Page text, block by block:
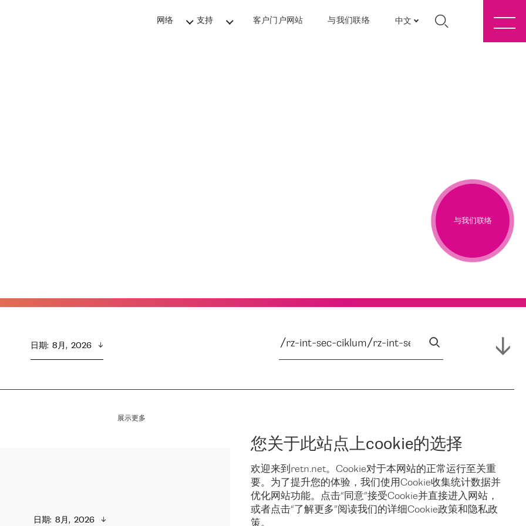
网络 支持 客户门户网站 与我们联络 中文
您关于此站点上cookie的选择
欢迎来到retn.net。Cookie对于本网站的正常运行至关重
要。为了提升您的体验，我们使用Cookie收集统计数据并
优化网站功能。点击“同意”接受Cookie并直接进入网站，
或者点击“了解更多”阅读我们的详细Cookie政策和隐私政
策。
与我们联络
日期: 8月,  2026
展示更多
日期: 8月,  2026